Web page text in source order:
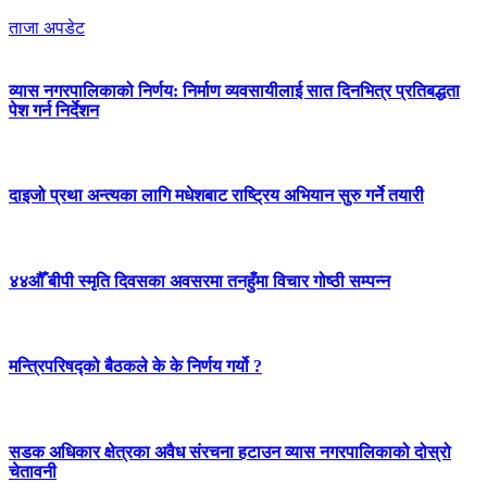
ताजा अपडेट
व्यास नगरपालिकाको निर्णय: निर्माण व्यवसायीलाई सात दिनभित्र प्रतिबद्धता
पेश गर्न निर्देशन
दाइजो प्रथा अन्त्यका लागि मधेशबाट राष्ट्रिय अभियान सुरु गर्ने तयारी
४४औँ बीपी स्मृति दिवसका अवसरमा तनहुँमा विचार गोष्ठी सम्पन्न
मन्त्रिपरिषद्को बैठकले के के निर्णय गर्यो ?
सडक अधिकार क्षेत्रका अवैध संरचना हटाउन व्यास नगरपालिकाको दोस्रो
चेतावनी